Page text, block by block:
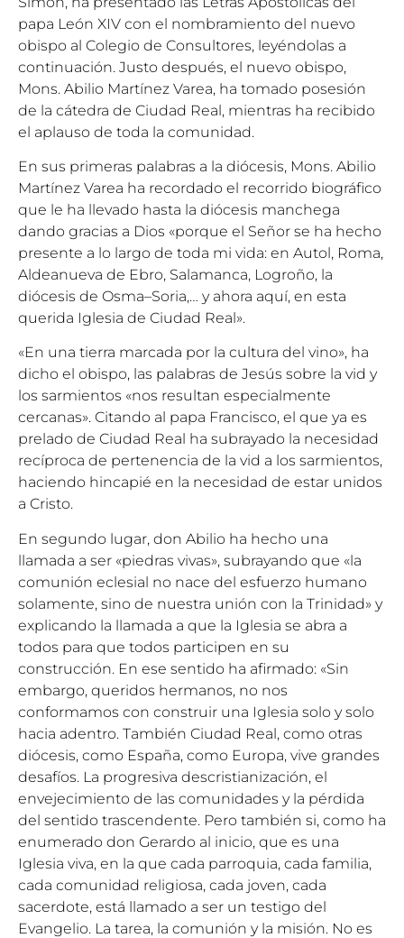
papa León XIV con el nombramiento del nuevo
obispo al Colegio de Consultores, leyéndolas a
continuación. Justo después, el nuevo obispo,
Mons. Abilio Martínez Varea, ha tomado posesión
de la cátedra de Ciudad Real, mientras ha recibido
el aplauso de toda la comunidad.
En sus primeras palabras a la diócesis, Mons. Abilio
Martínez Varea ha recordado el recorrido biográfico
que le ha llevado hasta la diócesis manchega
dando gracias a Dios «porque el Señor se ha hecho
presente a lo largo de toda mi vida: en Autol, Roma,
Aldeanueva de Ebro, Salamanca, Logroño, la
diócesis de Osma–Soria,… y ahora aquí, en esta
querida Iglesia de Ciudad Real».
«En una tierra marcada por la cultura del vino», ha
dicho el obispo, las palabras de Jesús sobre la vid y
los sarmientos «nos resultan especialmente
cercanas». Citando al papa Francisco, el que ya es
prelado de Ciudad Real ha subrayado la necesidad
recíproca de pertenencia de la vid a los sarmientos,
haciendo hincapié en la necesidad de estar unidos
a Cristo.
En segundo lugar, don Abilio ha hecho una
llamada a ser «piedras vivas», subrayando que «la
comunión eclesial no nace del esfuerzo humano
solamente, sino de nuestra unión con la Trinidad» y
explicando la llamada a que la Iglesia se abra a
todos para que todos participen en su
construcción. En ese sentido ha afirmado: «Sin
embargo, queridos hermanos, no nos
conformamos con construir una Iglesia solo y solo
hacia adentro. También Ciudad Real, como otras
diócesis, como España, como Europa, vive grandes
desafíos. La progresiva descristianización, el
envejecimiento de las comunidades y la pérdida
del sentido trascendente. Pero también si, como ha
enumerado don Gerardo al inicio, que es una
Iglesia viva, en la que cada parroquia, cada familia,
cada comunidad religiosa, cada joven, cada
sacerdote, está llamado a ser un testigo del
Evangelio. La tarea, la comunión y la misión. No es